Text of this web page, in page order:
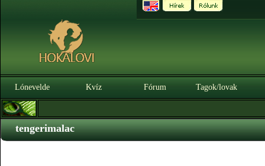
Lónevelde Kvíz Fórum Tagok/lovak
tengerimalac